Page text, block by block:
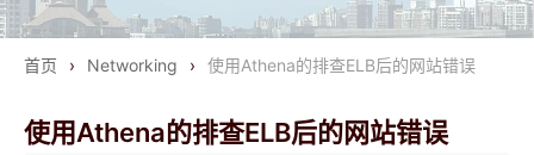
首页 › Networking › 使用Athena的排查ELB后的网站错误
使用Athena的排查ELB后的网站错误